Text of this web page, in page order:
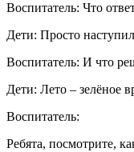
Воспитатель: Что
Дети: Просто
Воспитатель: И что
Дети: Лето – зелёное
Воспитатель:
Ребята, посмотрите,